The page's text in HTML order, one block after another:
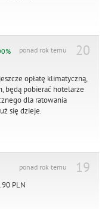
20
ponad rok temu
opłatę klimatyczną,
będą pobierać hotelarze
dla ratowania
się dzieje.
19
ponad rok temu
PLN